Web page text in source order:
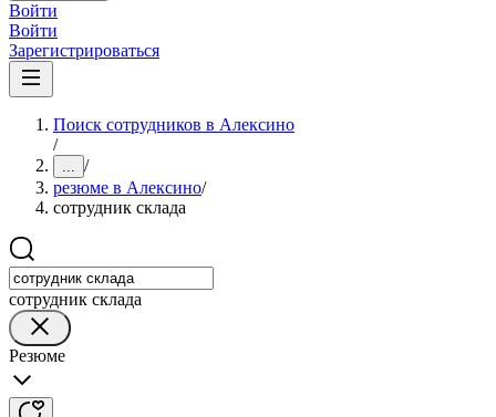
Войти
Войти
Зарегистрироваться
Поиск сотрудников в Алексино
/
... /
резюме в Алексино/
сотрудник склада
сотрудник склада
Резюме